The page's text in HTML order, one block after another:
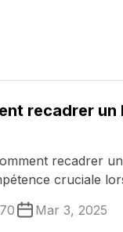
recadrer un
recadrer
cruciale
indésirables,
Mar 3, 2025